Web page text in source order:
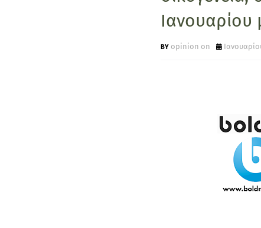
opinion on